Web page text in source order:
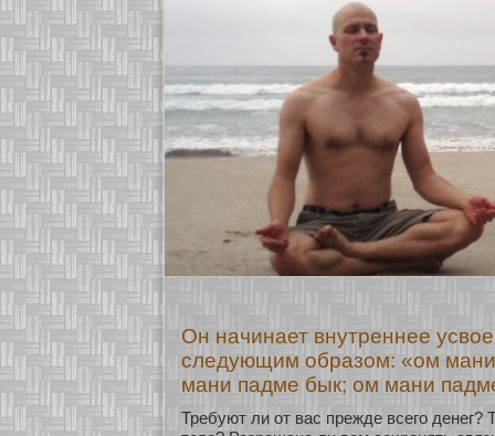
Он начинает внутреннее
следующим образом: «ом
мани падме бык; ом мани
Требуют ли οт вас прежде всего денег?